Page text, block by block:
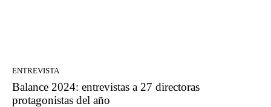
ENTREVISTA
Balance 2024: entrevistas a 27 directoras
protagonistas del año